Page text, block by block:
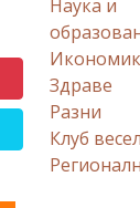
Наука и
Здраве
Разни
Клуб